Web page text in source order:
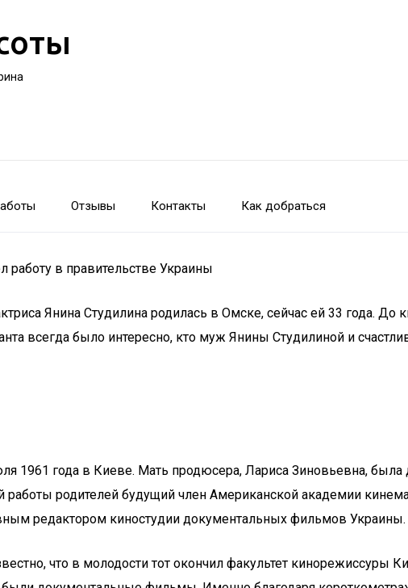
Отзывы Контакты Как добраться
в правительстве Украины
Янина Студилина родилась в Омске, сейчас ей 33 года.
всегда было интересно, кто муж Янины Студилиной и
1961 года в Киеве. Мать продюсера, Лариса Зиновьевна,
родителей будущий член Американской академии
редактором киностудии документальных фильмов Украины.
что в молодости тот окончил факультет кинорежиссуры